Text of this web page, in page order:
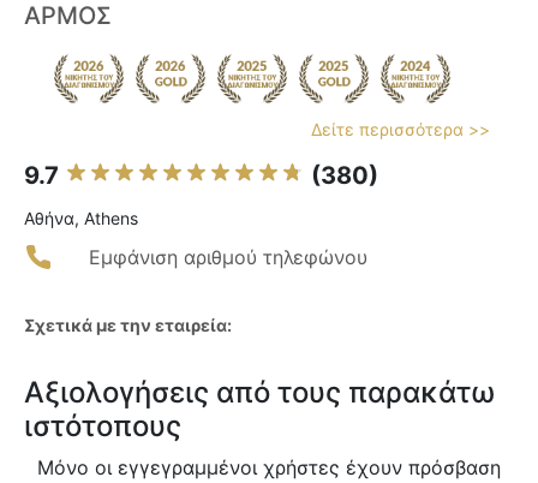
ΑΡΜΟΣ
Δείτε περισσότερα >>
9.7 (380)
Αθήνα, Athens
Εμφάνιση αριθμού τηλεφώνου
Σχετικά με την εταιρεία:
Αξιολογήσεις από τους παρακάτω
ιστότοπους
Μόνο οι εγγεγραμμένοι χρήστες έχουν πρόσβαση